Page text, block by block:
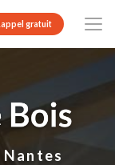
gratuit
Nantes